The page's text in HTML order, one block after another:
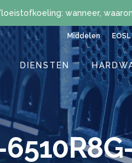
wanneer,
Middelen
DIENSTEN